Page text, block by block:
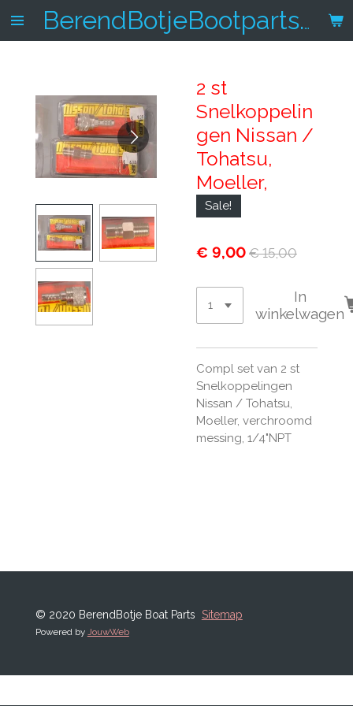
Ga
BerendBotjeBootparts.nl
2 st
Snelkoppelin
gen Nissan /
Tohatsu,
Moeller,
Sale!
€ 9,00 € 15,00
In
winkelwagen
Compl set van 2 st
Snelkoppelingen
Nissan / Tohatsu,
Moeller, verchroomd
messing, 1/4"NPT
© 2020 BerendBotje Boat Parts Sitemap
Powered by JouwWeb